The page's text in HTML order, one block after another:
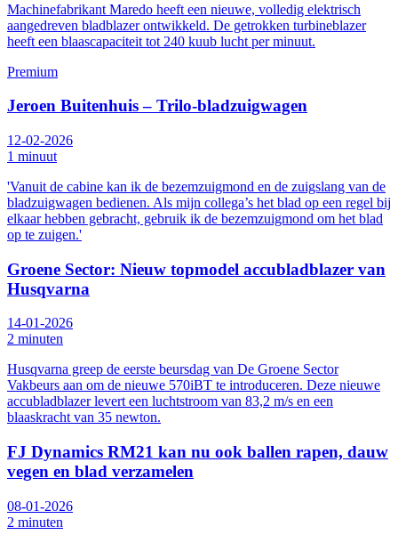
Machinefabrikant Maredo heeft een nieuwe, volledig elektrisch
aangedreven bladblazer ontwikkeld. De getrokken turbineblazer
heeft een blaascapaciteit tot 240 kuub lucht per minuut.
Premium
Jeroen Buitenhuis – Trilo-bladzuigwagen
12-02-2026
1 minuut
'Vanuit de cabine kan ik de bezemzuigmond en de zuigslang van de
bladzuigwagen bedienen. Als mijn collega’s het blad op een regel bij
elkaar hebben gebracht, gebruik ik de bezemzuigmond om het blad
op te zuigen.'
Groene Sector: Nieuw topmodel accubladblazer van
Husqvarna
14-01-2026
2 minuten
Husqvarna greep de eerste beursdag van De Groene Sector
Vakbeurs aan om de nieuwe 570iBT te introduceren. Deze nieuwe
accubladblazer levert een luchtstroom van 83,2 m/s en een
blaaskracht van 35 newton.
FJ Dynamics RM21 kan nu ook ballen rapen, dauw
vegen en blad verzamelen
08-01-2026
2 minuten